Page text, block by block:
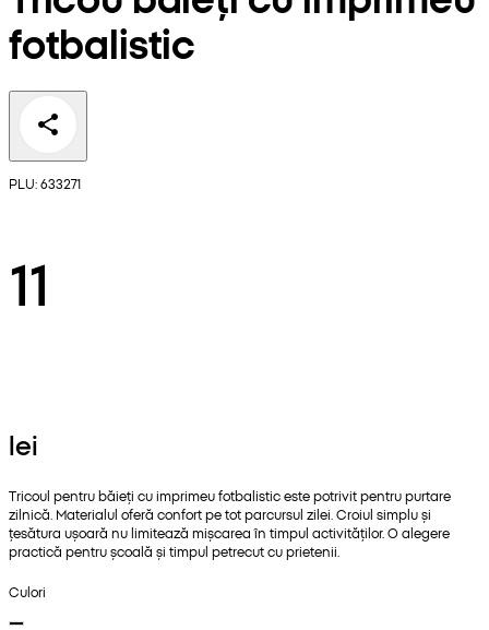
fotbalistic
PLU: 633271
11
lei
Tricoul pentru băieți cu imprimeu fotbalistic este potrivit pentru purtare
zilnică. Materialul oferă confort pe tot parcursul zilei. Croiul simplu și
țesătura ușoară nu limitează mișcarea în timpul activităților. O alegere
practică pentru școală și timpul petrecut cu prietenii.
Culori